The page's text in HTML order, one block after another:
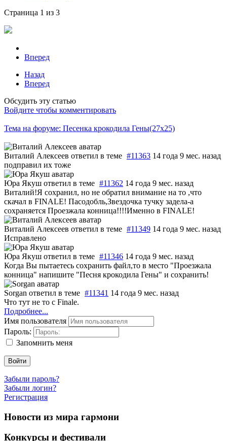
Страница 1 из 3
Вперед
Назад
Вперед
Обсудить эту статью
Войдите чтобы комментировать
Тема на форуме: Песенка крокодила Гены(27х25)
Виталий Алексеев ответил в теме #11363 14 года 9 мес. назад
подправил их тоже
Юра Якуш ответил в теме #11362 14 года 9 мес. назад
Виталий!Я сохранил, но не обратил внимание на то ,что
скачал в FINALE! Пасодобль,Звездочка тучку задела-а
сохраняется Проезжала конница!!!!Именно в FINALE!
Виталий Алексеев ответил в теме #11349 14 года 9 мес. назад
Исправлено
Юра Якуш ответил в теме #11346 14 года 9 мес. назад
Когда Вы пытаетесь сохранить файл,то в место "Проезжала
конница" напишите "Песня крокодила Гены" и сохранить!
Sorgan ответил в теме #11341 14 года 9 мес. назад
Что тут не то с Finale.
Подробнее...
Имя пользователя
Пароль:
Запомнить меня
Войти
Забыли пароль?
Забыли логин?
Регистрация
Новости из мира гармони
Конкурсы и фестивали